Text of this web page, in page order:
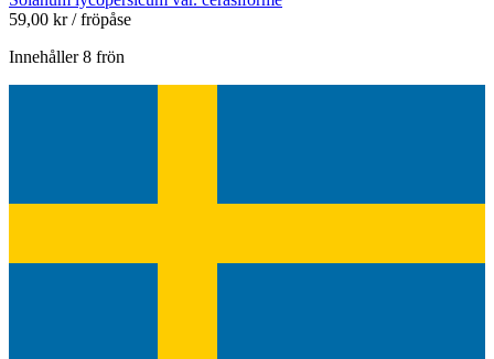
59,00 kr / fröpåse
Innehåller 8 frön